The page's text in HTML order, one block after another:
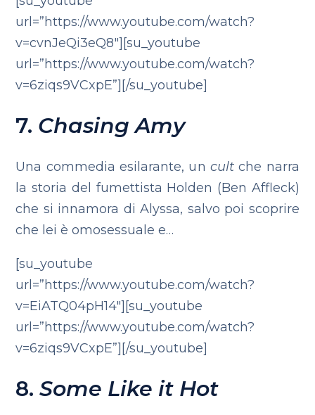
url=”https://www.youtube.com/watch?
v=cvnJeQi3eQ8″][su_youtube
url=”https://www.youtube.com/watch?
v=6ziqs9VCxpE”][/su_youtube]
7. Chasing Amy
Una commedia esilarante, un cultche narra
la storia del fumettista Holden (Ben Affleck)
che si innamora di Alyssa, salvo poi scoprire
che lei è omosessuale e…
[su_youtube
url=”https://www.youtube.com/watch?
v=EiATQ04pH14″][su_youtube
url=”https://www.youtube.com/watch?
v=6ziqs9VCxpE”][/su_youtube]
8.Some Like it Hot